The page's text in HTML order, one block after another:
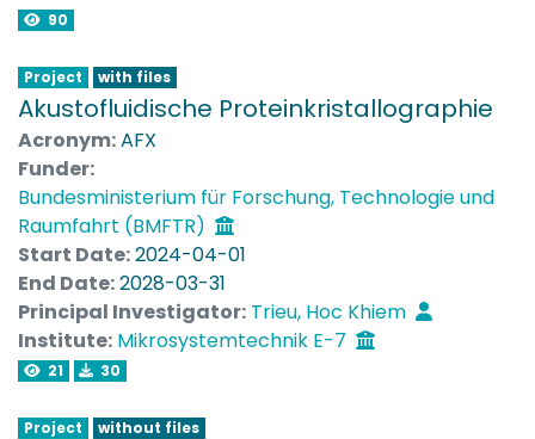
90
Project with files
Akustofluidische Proteinkristallographie
Acronym:AFX
Funder:
Bundesministerium für Forschung, Technologie und
Raumfahrt (BMFTR)
Start Date:2024-04-01
End Date:2028-03-31
Principal Investigator: Trieu, Hoc Khiem
Institute: Mikrosystemtechnik E-7
21 30
Project without files